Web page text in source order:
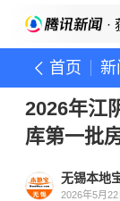
·
首页 新
2026年江
库第一批
无锡本地
2026年5月